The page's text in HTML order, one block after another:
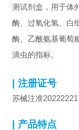
测试剂盒，用于体
酶、过氧化氢、白
酶、乙酰氨基葡萄
滴虫的指标。
| 注册证号
苏械注准
| 产品特点